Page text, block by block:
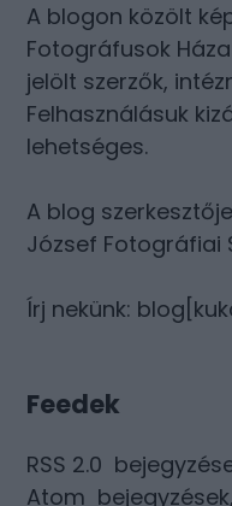
A blogon közölt
Fotográfusok
jelölt szerzők,
Felhasználásuk
lehetséges.
A blog szerkesztője
József Fotográfiai
Írj nekünk:
Feedek
RSS 2.0
Atom bejegyzések,